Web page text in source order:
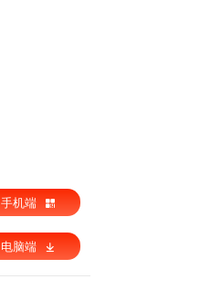
手机端
电脑端